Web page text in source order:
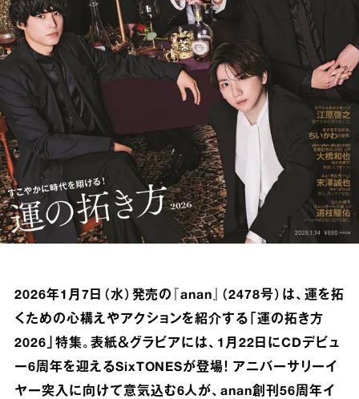
2026年1月7日（水）発売の『anan』（2478号）は、運を拓
くための心構えやアクションを紹介する「運の拓き方
2026」特集。表紙＆グラビアには、1月22日にCDデビュ
ー6周年を迎えるSixTONESが登場！ アニバーサリーイ
ヤー突入に向けて意気込む6人が、anan創刊56周年イ